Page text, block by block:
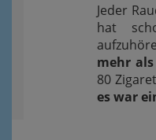
Jeder
hat
mehr
80
es war